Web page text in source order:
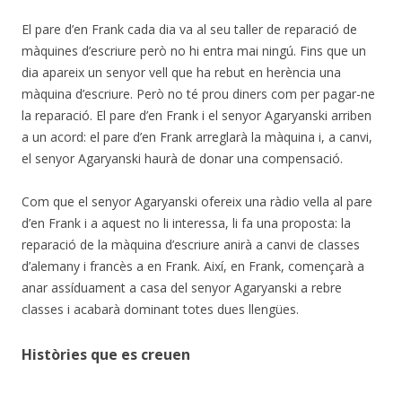
El pare d’en Frank cada dia va al seu taller de reparació de
màquines d’escriure però no hi entra mai ningú. Fins que un
dia apareix un senyor vell que ha rebut en herència una
màquina d’escriure. Però no té prou diners com per pagar-ne
la reparació. El pare d’en Frank i el senyor Agaryanski arriben
a un acord: el pare d’en Frank arreglarà la màquina i, a canvi,
el senyor Agaryanski haurà de donar una compensació.
Com que el senyor Agaryanski ofereix una ràdio vella al pare
d’en Frank i a aquest no li interessa, li fa una proposta: la
reparació de la màquina d’escriure anirà a canvi de classes
d’alemany i francès a en Frank. Així, en Frank, començarà a
anar assíduament a casa del senyor Agaryanski a rebre
classes i acabarà dominant totes dues llengües.
Històries que es creuen